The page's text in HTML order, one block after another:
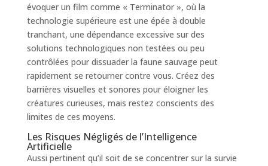
évoquer un film comme « Terminator », où la
technologie supérieure est une épée à double
tranchant, une dépendance excessive sur des
solutions technologiques non testées ou peu
contrôlées pour dissuader la faune sauvage peut
rapidement se retourner contre vous. Créez des
barrières visuelles et sonores pour éloigner les
créatures curieuses, mais restez conscients des
limites de ces moyens.
Les Risques Négligés de l’Intelligence
Artificielle
Aussi pertinent qu’il soit de se concentrer sur la survie